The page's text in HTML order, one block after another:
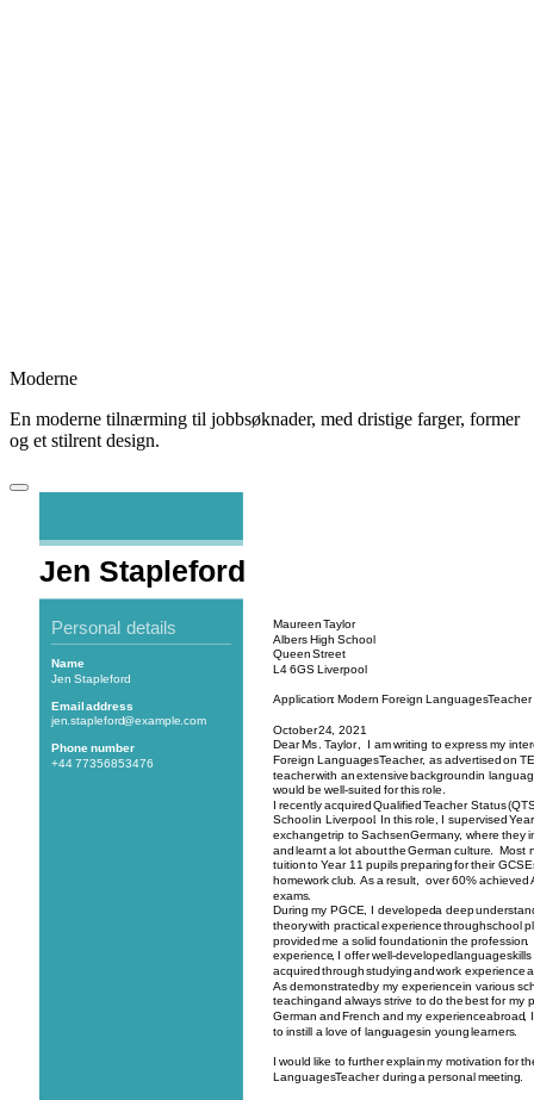
Moderne
En moderne tilnærming til jobbsøknader, med dristige farger, former
og et stilrent design.